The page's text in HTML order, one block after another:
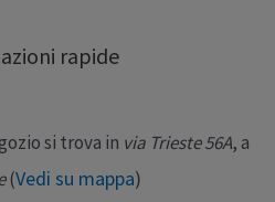
combattere uno dei …
rapide
si trova in via Trieste 56A, a
(Vedi su mappa)